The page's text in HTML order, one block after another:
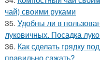
чай) своими руками
35. Удобны ли в
луковичных. Посадка
36. Как сделать грядку